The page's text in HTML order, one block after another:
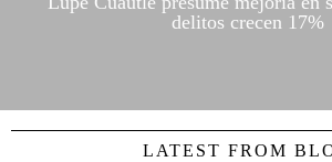
delitos crecen 17%
LATEST FROM